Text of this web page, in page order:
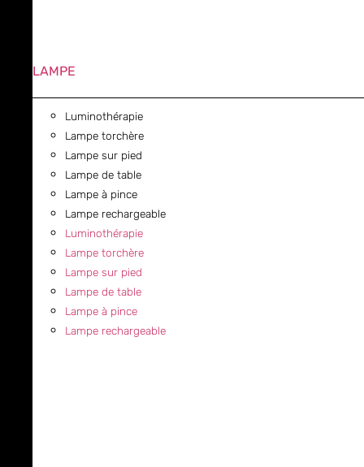
LAMPE
Luminothérapie
Lampe torchère
Lampe sur pied
Lampe de table
Lampe à pince
Lampe rechargeable
Luminothérapie
Lampe torchère
Lampe sur pied
Lampe de table
Lampe à pince
Lampe rechargeable